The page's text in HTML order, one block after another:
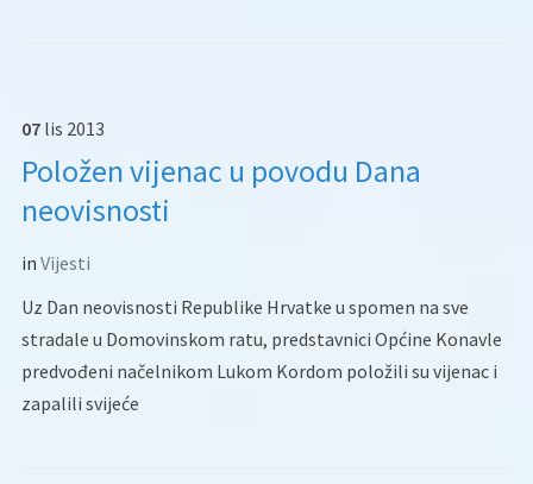
07 lis 2013
Položen vijenac u povodu Dana
neovisnosti
in Vijesti
Uz Dan neovisnosti Republike Hrvatke u spomen na sve
stradale u Domovinskom ratu, predstavnici Općine Konavle
predvođeni načelnikom Lukom Kordom položili su vijenac i
zapalili svijeće